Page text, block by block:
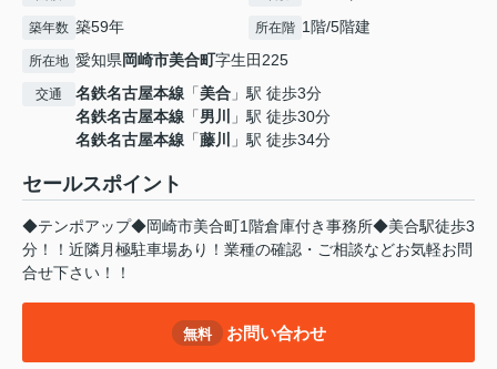
築年数 築59年 所在階 1階/5階建
所在地 愛知県岡崎市美合町字生田225
交通 名鉄名古屋本線 「美合 」駅 徒歩3分
名鉄名古屋本線 「男川
」駅 徒歩30分
名鉄名古屋本線 「藤川 」駅 徒歩34分
セールスポイント
◆テンポアップ◆岡崎市美合町1階倉庫付き事務所◆美合駅徒歩3
分！！近隣月極駐車場あり！業種の確認・ご相談などお気軽お問
合せ下さい！！
無料 お問い合わせ